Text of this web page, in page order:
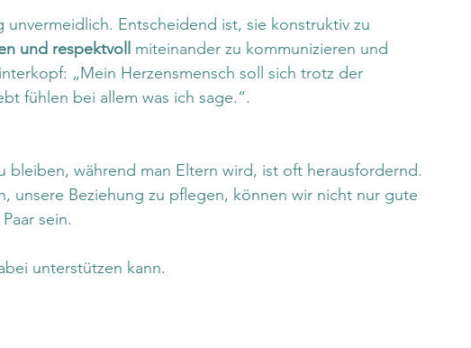
Entscheidend ist, sie konstruktiv zu
und respektvoll miteinander zu kommunizieren und
„Mein Herzensmensch soll sich trotz der
fühlen bei allem was ich sage.“.
bleiben, während man Eltern wird, ist oft herausfordernd.
unsere Beziehung zu pflegen, können wir nicht nur gute
sein.
unterstützen kann.